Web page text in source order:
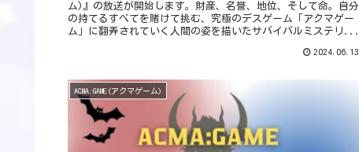
ム)』の放送が開始します。財産、名誉、地位、そして命。自分
の持てるすべてを賭けて挑む、究極のデスゲーム「アクマゲー
ム」に翻弄されていく人間の姿を描いたサバイバルミステリ...
2024.06.13
ACMA:GAME(アクマゲーム)